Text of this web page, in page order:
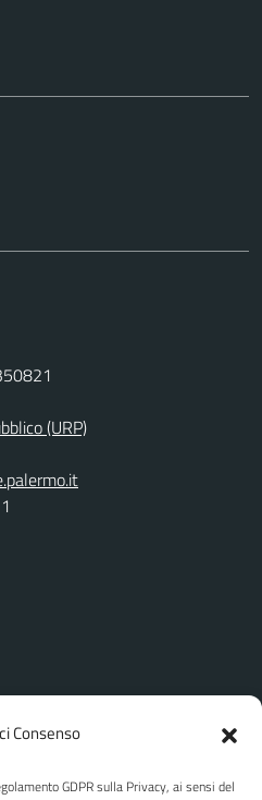
Consenso
GDPR sulla Privacy, ai sensi del
(URP)